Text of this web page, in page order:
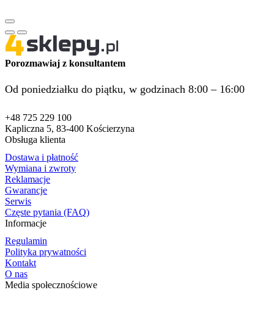
Porozmawiaj z konsultantem
Od poniedziałku do piątku, w godzinach 8:00 – 16:00
+48 725 229 100
Kapliczna 5, 83-400 Kościerzyna
Obsługa klienta
Dostawa i płatność
Wymiana i zwroty
Reklamacje
Gwarancje
Serwis
Częste pytania (FAQ)
Informacje
Regulamin
Polityka prywatności
Kontakt
O nas
Media społecznościowe